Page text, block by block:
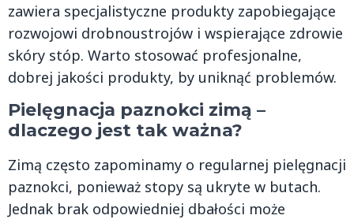
zawiera specjalistyczne produkty zapobiegające
rozwojowi drobnoustrojów i wspierające zdrowie
skóry stóp. Warto stosować profesjonalne,
dobrej jakości produkty, by uniknąć problemów.
Pielęgnacja paznokci zimą –
dlaczego jest tak ważna?
Zimą często zapominamy o regularnej pielęgnacji
paznokci, ponieważ stopy są ukryte w butach.
Jednak brak odpowiedniej dbałości może